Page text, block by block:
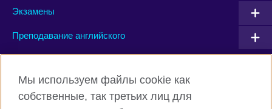
Экзамены
Преподавание английского
Twitter
Мы используем файлы cookie как
собственные, так третьих лиц для